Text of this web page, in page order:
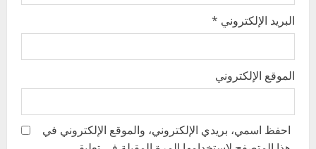
البريد الإلكتروني *
الموقع الإلكتروني
احفظ اسمي، بريدي الإلكتروني، والموقع الإلكتروني في